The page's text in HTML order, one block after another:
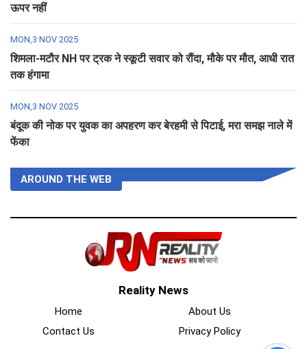
ऊपर नहीं
MON,3 NOV 2025
शिमला-मटौर NH पर ट्रक ने स्कूटी सवार को रौंदा, मौके पर मौत, आधी रात
तक हंगामा
MON,3 NOV 2025
बंदूक की नोक पर युवक का अपहरण कर बेरहमी से पिटाई, मरा समझ नाले में
फेंका
AROUND THE WEB
Reality News
Home
About Us
Contact Us
Privacy Policy